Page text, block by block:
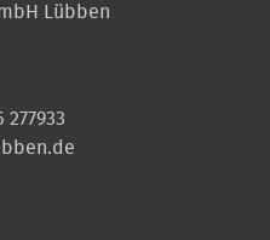
Lübben
277933